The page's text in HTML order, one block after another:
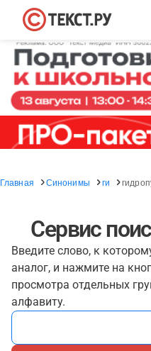
Главная Синонимы ги
Сервис
Введите слово, к
аналог, и нажмите на
просмотра отдельных
алфавиту.